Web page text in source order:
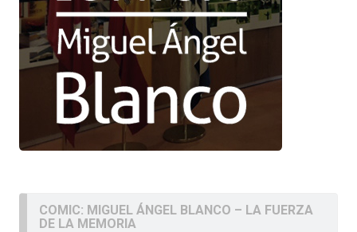
COMIC: MIGUEL ÁNGEL BLANCO – LA FUERZA
DE LA MEMORIA